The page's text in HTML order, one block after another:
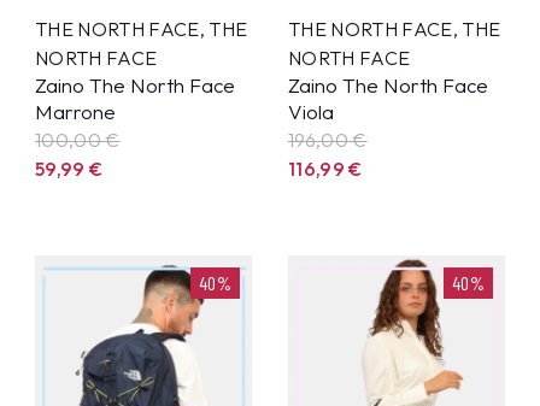
THE NORTH FACE, THE
NORTH FACE
Zaino The North Face
Marrone
100,00 €
59,99€
THE NORTH FACE, THE
NORTH FACE
Zaino The North Face
Viola
196,00 €
116,99€
40% 40%